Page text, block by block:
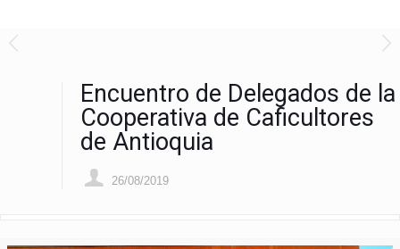
Encuentro de Delegados de la
Cooperativa de Caficultores
de Antioquia
26/08/2019